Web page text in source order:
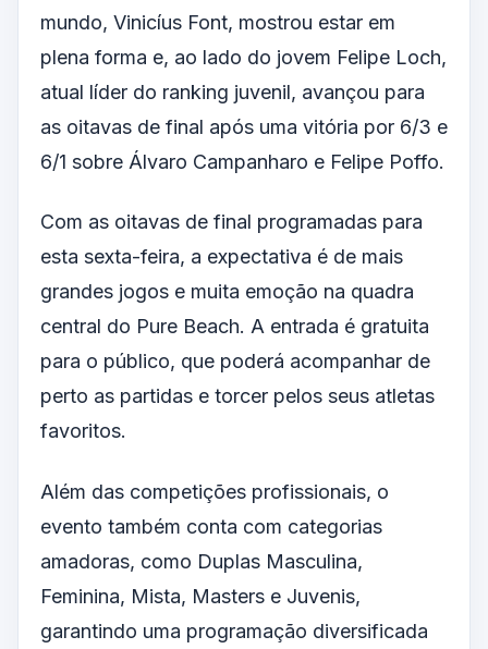
mundo, Vinicíus Font, mostrou estar em
plena forma e, ao lado do jovem Felipe Loch,
atual líder do ranking juvenil, avançou para
as oitavas de final após uma vitória por 6/3 e
6/1 sobre Álvaro Campanharo e Felipe Poffo.
Com as oitavas de final programadas para
esta sexta-feira, a expectativa é de mais
grandes jogos e muita emoção na quadra
central do Pure Beach. A entrada é gratuita
para o público, que poderá acompanhar de
perto as partidas e torcer pelos seus atletas
favoritos.
Além das competições profissionais, o
evento também conta com categorias
amadoras, como Duplas Masculina,
Feminina, Mista, Masters e Juvenis,
garantindo uma programação diversificada